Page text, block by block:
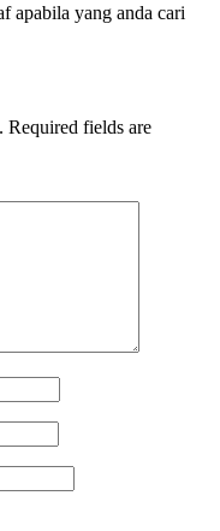
apabila yang anda cari
Required fields are